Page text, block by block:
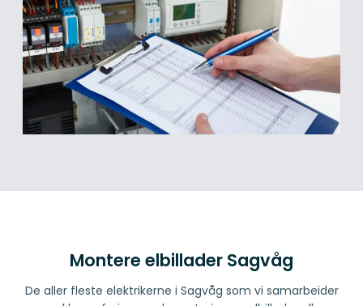
Montere elbillader Sagvåg
De aller fleste elektrikerne i Sagvåg som vi samarbeider